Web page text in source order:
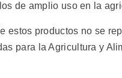
de amplio uso en la
estos productos no se
para la Agricultura y